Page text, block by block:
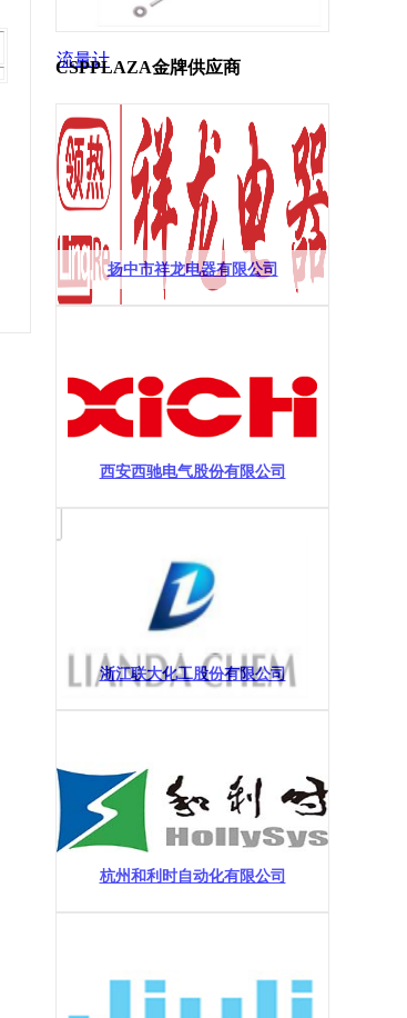
流量计
CSPPLAZA金牌供应商
扬中市祥龙电器有限公司
西安西驰电气股份有限公司
浙江联大化工股份有限公司
杭州和利时自动化有限公司